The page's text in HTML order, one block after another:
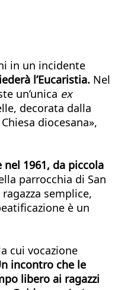
in un incidente
l’Eucaristia. Nel
un’unica ex
decorata dalla
diocesana»,
nel 1961, da piccola
parrocchia di San
semplice,
è un
cui vocazione
incontro che le
libero ai ragazzi